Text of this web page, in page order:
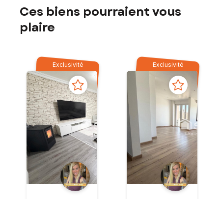
Ces biens pourraient vous
plaire
Exclusivité Exclusivité